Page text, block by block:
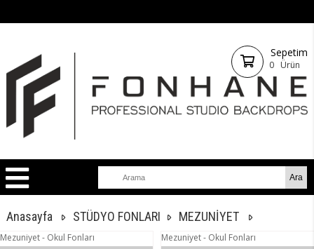
Sepetim
0 Ürün
Anasayfa STÜDYO FONLARI MEZUNİYET
Mezuniyet - Okul Fonları Mezuniyet - Okul Fonları